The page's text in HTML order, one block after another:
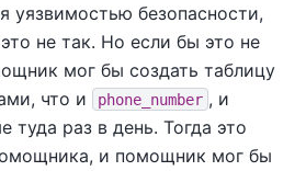
уязвимостью безопасности,
не так. Но если бы это не
мог бы создать таблицу
что и
phone_number , и
туда раз в день. Тогда это
и помощник мог бы